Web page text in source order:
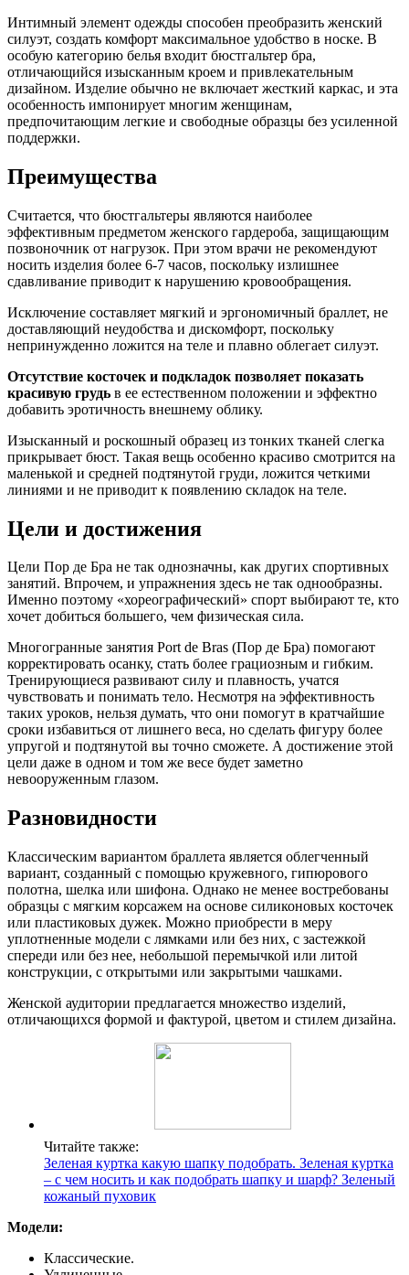
Интимный элемент одежды способен преобразить женский
силуэт, создать комфорт максимальное удобство в носке. В
особую категорию белья входит бюстгальтер бра,
отличающийся изысканным кроем и привлекательным
дизайном. Изделие обычно не включает жесткий каркас, и эта
особенность импонирует многим женщинам,
предпочитающим легкие и свободные образцы без усиленной
поддержки.
Преимущества
Считается, что бюстгальтеры являются наиболее
эффективным предметом женского гардероба, защищающим
позвоночник от нагрузок. При этом врачи не рекомендуют
носить изделия более 6-7 часов, поскольку излишнее
сдавливание приводит к нарушению кровообращения.
Исключение составляет мягкий и эргономичный браллет, не
доставляющий неудобства и дискомфорт, поскольку
непринужденно ложится на теле и плавно облегает силуэт.
Отсутствие косточек и подкладок позволяет показать
красивую грудь в ее естественном положении и эффектно
добавить эротичность внешнему облику.
Изысканный и роскошный образец из тонких тканей слегка
прикрывает бюст. Такая вещь особенно красиво смотрится на
маленькой и средней подтянутой груди, ложится четкими
линиями и не приводит к появлению складок на теле.
Цели и достижения
Цели Пор де Бра не так однозначны, как других спортивных
занятий. Впрочем, и упражнения здесь не так однообразны.
Именно поэтому «хореографический» спорт выбирают те, кто
хочет добиться большего, чем физическая сила.
Многогранные занятия Port de Bras (Пор де Бра) помогают
корректировать осанку, стать более грациозным и гибким.
Тренирующиеся развивают силу и плавность, учатся
чувствовать и понимать тело. Несмотря на эффективность
таких уроков, нельзя думать, что они помогут в кратчайшие
сроки избавиться от лишнего веса, но сделать фигуру более
упругой и подтянутой вы точно сможете. А достижение этой
цели даже в одном и том же весе будет заметно
невооруженным глазом.
Разновидности
Классическим вариантом браллета является облегченный
вариант, созданный с помощью кружевного, гипюрового
полотна, шелка или шифона. Однако не менее востребованы
образцы с мягким корсажем на основе силиконовых косточек
или пластиковых дужек. Можно приобрести в меру
уплотненные модели с лямками или без них, с застежкой
спереди или без нее, небольшой перемычкой или литой
конструкции, с открытыми или закрытыми чашками.
Женской аудитории предлагается множество изделий,
отличающихся формой и фактурой, цветом и стилем дизайна.
Читайте также:
Зеленая куртка какую шапку подобрать. Зеленая куртка
– с чем носить и как подобрать шапку и шарф? Зеленый
кожаный пуховик
Модели:
Классические.